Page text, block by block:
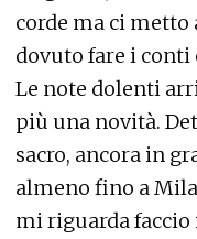
corde ma ci metto
dovuto fare i conti
Le note dolenti
più una novità.
sacro, ancora in
almeno fino a
mi riguarda